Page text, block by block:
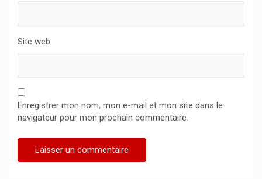
Site web
Enregistrer mon nom, mon e-mail et mon site dans le
navigateur pour mon prochain commentaire.